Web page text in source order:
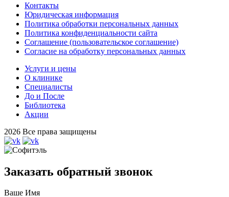
Контакты
Юридическая информация
Политика обработки персональных данных
Политика конфиденциальности сайта
Соглашение (пользовательское соглашение)
Согласие на обработку персональных данных
Услуги и цены
О клинике
Специалисты
До и После
Библиотека
Акции
2026 Все права защищены
Заказать обратный звонок
Ваше Имя